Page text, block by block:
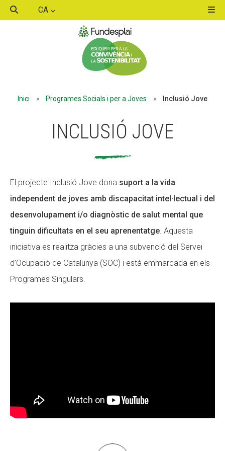
CA
Inici » Programes Socials i per a Joves » Inclusió Jove
INCLUSIÓ JOVE
El projecte Inclusió Jove dona suport a la vida
independent de joves amb discapacitat intel·lectual i del
desenvolupament i/o diagnòstic de salut mental que
tinguin dificultats en el seu aprenentatge. Aquesta
iniciativa es realitza gràcies a una subvenció del Servei
d’Ocupació de Catalunya (SOC) i està emmarcada en els
Programes Singulars.
ACTIVITATS D'ESTIU
MÓN ESCOLAR
ALBERG CENTRE ESPLAI
FORMACIÓ
CASES DE COLÒNIES
ACCIÓ SOCIAL I JOVES
ESPLAIS
ACTIVITATS D'ESTIU
MÓN ESCOLAR
ALBERG CENTRE ESPLAI
FORMACIÓ
CASES DE COLÒNIES
ACCIÓ SOCIAL I JOVES
ESPLAIS